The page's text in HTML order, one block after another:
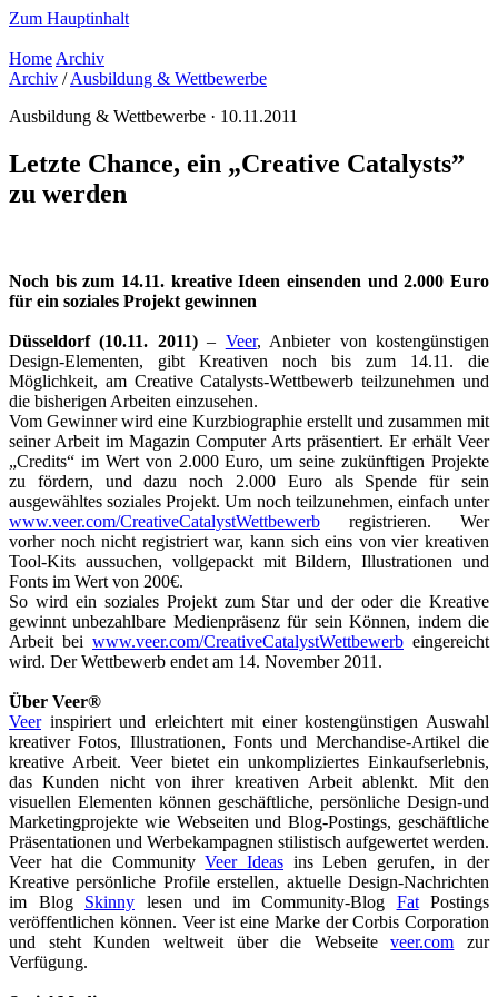
Zum Hauptinhalt
Home Archiv
Archiv /Ausbildung & Wettbewerbe
Ausbildung & Wettbewerbe · 10.11.2011
Letzte Chance, ein „Creative Catalysts”
zu werden
Noch bis zum 14.11. kreative Ideen einsenden und 2.000 Euro
für ein soziales Projekt gewinnen
Düsseldorf (10.11. 2011)– Veer, Anbieter von kostengünstigen
Design-Elementen, gibt Kreativen noch bis zum 14.11. die
Möglichkeit, am Creative Catalysts-Wettbewerb teilzunehmen und
die bisherigen Arbeiten einzusehen.
Vom Gewinner wird eine Kurzbiographie erstellt und zusammen mit
seiner Arbeit im Magazin Computer Arts präsentiert. Er erhält Veer
„Credits“ im Wert von 2.000 Euro, um seine zukünftigen Projekte
zu fördern, und dazu noch 2.000 Euro als Spende für sein
ausgewähltes soziales Projekt. Um noch teilzunehmen, einfach unter
www.veer.com/CreativeCatalystWettbewerb registrieren. Wer
vorher noch nicht registriert war, kann sich eins von vier kreativen
Tool-Kits aussuchen, vollgepackt mit Bildern, Illustrationen und
Fonts im Wert von 200€.
So wird ein soziales Projekt zum Star und der oder die Kreative
gewinnt unbezahlbare Medienpräsenz für sein Können, indem die
Arbeit bei www.veer.com/CreativeCatalystWettbewerb eingereicht
wird. Der Wettbewerb endet am 14. November 2011.
Über Veer®
Veerinspiriert und erleichtert mit einer kostengünstigen Auswahl
kreativer Fotos, Illustrationen, Fonts und Merchandise-Artikel die
kreative Arbeit. Veer bietet ein unkompliziertes Einkaufserlebnis,
das Kunden nicht von ihrer kreativen Arbeit ablenkt. Mit den
visuellen Elementen können geschäftliche, persönliche Design-und
Marketingprojekte wie Webseiten und Blog-Postings, geschäftliche
Präsentationen und Werbekampagnen stilistisch aufgewertet werden.
Veer hat die CommunityVeer Ideas ins Leben gerufen, in der
Kreative persönliche Profile erstellen, aktuelle Design-Nachrichten
im Blog Skinny lesen und im Community-Blog FatPostings
veröffentlichen können. Veer ist eine Marke der Corbis Corporation
und steht Kunden weltweit über die Webseiteveer.com zur
Verfügung.